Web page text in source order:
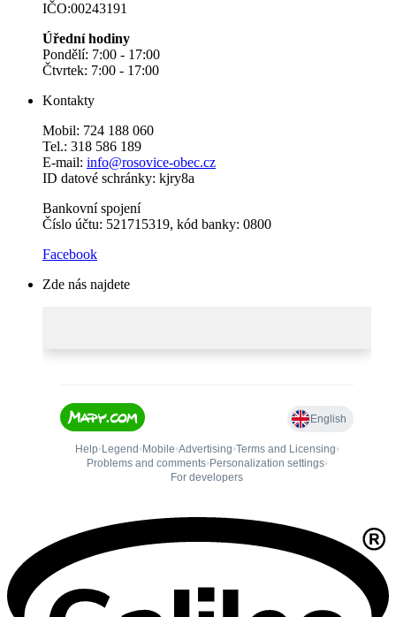
IČO:00243191
Úřední hodiny
Pondělí: 7:00 - 17:00
Čtvrtek: 7:00 - 17:00
Kontakty
Mobil: 724 188 060
Tel.: 318 586 189
E-mail: info@rosovice-obec.cz
ID datové schránky: kjry8a
Bankovní spojení
Číslo účtu: 521715319, kód banky: 0800
Facebook
Zde nás najdete